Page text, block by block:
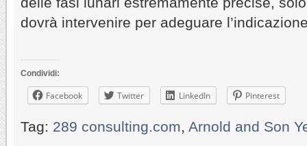
dovrà intervenire per adeguare
Condividi:
Facebook Twitter LinkedIn Pinterest
Tag: 289 consulting.com, Arnold and Son